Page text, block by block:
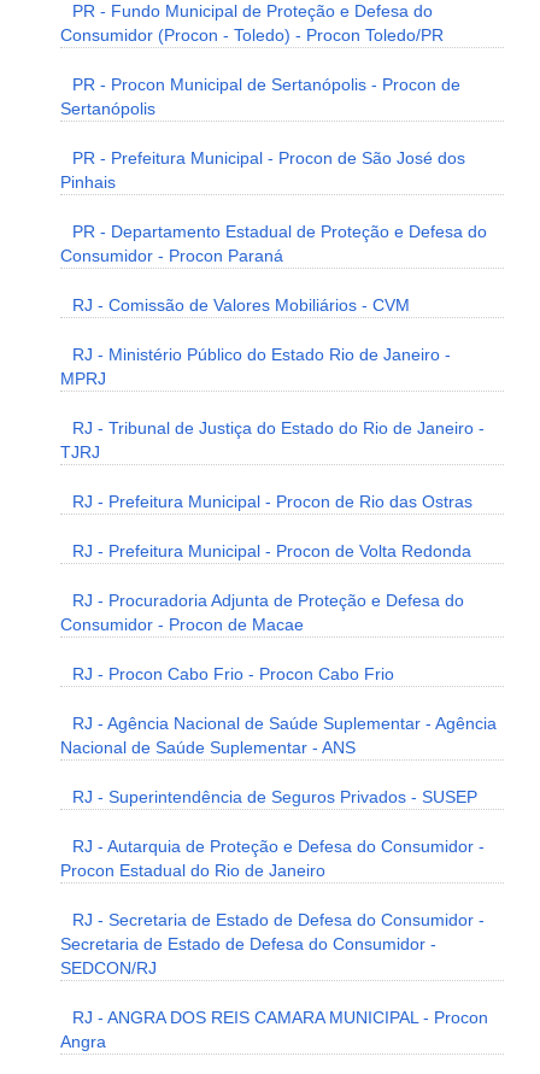
PR - Fundo Municipal de Proteção e Defesa do
Consumidor (Procon - Toledo) - Procon Toledo/PR
PR - Procon Municipal de Sertanópolis - Procon de
Sertanópolis
PR - Prefeitura Municipal - Procon de São José dos
Pinhais
PR - Departamento Estadual de Proteção e Defesa do
Consumidor - Procon Paraná
RJ - Comissão de Valores Mobiliários - CVM
RJ - Ministério Público do Estado Rio de Janeiro -
MPRJ
RJ - Tribunal de Justiça do Estado do Rio de Janeiro -
TJRJ
RJ - Prefeitura Municipal - Procon de Rio das Ostras
RJ - Prefeitura Municipal - Procon de Volta Redonda
RJ - Procuradoria Adjunta de Proteção e Defesa do
Consumidor - Procon de Macae
RJ - Procon Cabo Frio - Procon Cabo Frio
RJ - Agência Nacional de Saúde Suplementar - Agência
Nacional de Saúde Suplementar - ANS
RJ - Superintendência de Seguros Privados - SUSEP
RJ - Autarquia de Proteção e Defesa do Consumidor -
Procon Estadual do Rio de Janeiro
RJ - Secretaria de Estado de Defesa do Consumidor -
Secretaria de Estado de Defesa do Consumidor -
SEDCON/RJ
RJ - ANGRA DOS REIS CAMARA MUNICIPAL - Procon
Angra